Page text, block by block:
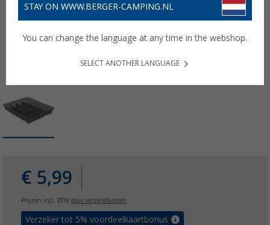
€ 5,99
Prijzen incl. BTW plus verzendkosten
Verzeker tot 5% voordeelkaartbonus
STAY ON WWW.BERGER-CAMPING.NL
You can change the language at any time in the webshop.
SELECT ANOTHER LANGUAGE